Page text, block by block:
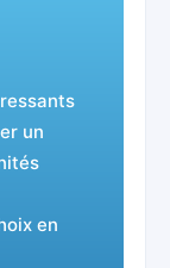
un
en